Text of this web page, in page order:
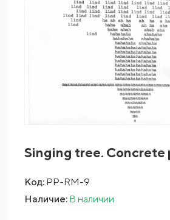
Singing tree. Concrete
Код: PP-RM-9
Наличие: В наличии